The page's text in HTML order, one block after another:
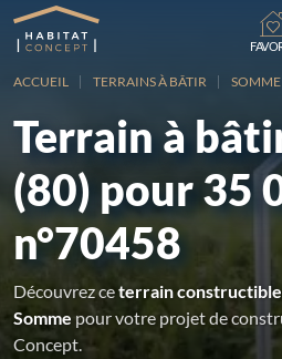
ACCUEIL TERRAINS À BÂTIR
Terrain à
(80) pour 35
n°70458
Découvrez ceterrain constructible
Somme pour votre projet de
Concept.